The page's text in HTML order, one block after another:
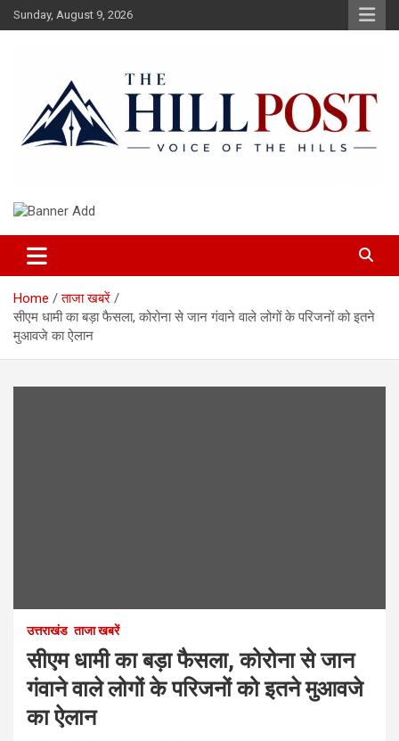
Skip
to
Sunday, August 9, 2026
The Hillpost
Home
ताजा खबरें
सीएम धामी का बड़ा फैसला, कोरोना से जान गंवाने वाले लोगों के परिजनों को इतने
मुआवजे का ऐलान
उत्तराखंड ताजा खबरें
सीएम धामी का बड़ा फैसला, कोरोना से जान
गंवाने वाले लोगों के परिजनों को इतने मुआवजे
का ऐलान